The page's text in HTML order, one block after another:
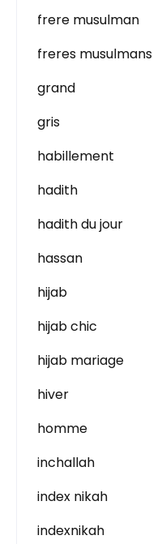
frere musulman
freres musulmans
grand
gris
habillement
hadith
hadith du jour
hassan
hijab
hijab chic
hijab mariage
hiver
homme
inchallah
index nikah
indexnikah